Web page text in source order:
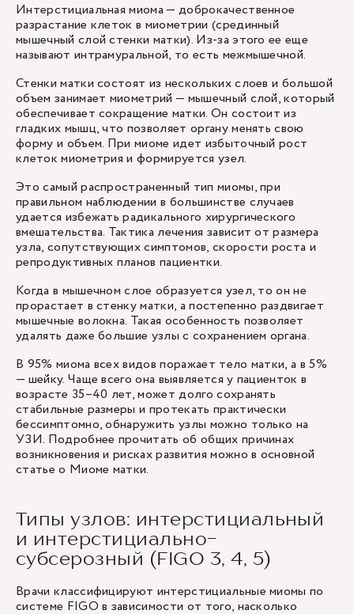
Интерстициальная миома — доброкачественное
разрастание клеток в миометрии (срединный
мышечный слой стенки матки). Из-за этого ее еще
называют интрамуральной, то есть межмышечной.
Стенки матки состоят из нескольких слоев и большой
объем занимает миометрий — мышечный слой, который
обеспечивает сокращение матки. Он состоит из
гладких мышц, что позволяет органу менять свою
форму и объем. При миоме идет избыточный рост
клеток миометрия и формируется узел.
Это самый распространенный тип миомы, при
правильном наблюдении в большинстве случаев
удается избежать радикального хирургического
вмешательства. Тактика лечения зависит от размера
узла, сопутствующих симптомов, скорости роста и
репродуктивных планов пациентки.
Когда в мышечном слое образуется узел, то он не
прорастает в стенку матки, а постепенно раздвигает
мышечные волокна. Такая особенность позволяет
удалять даже большие узлы с сохранением органа.
В 95% миома всех видов поражает тело матки, а в 5%
— шейку. Чаще всего она выявляется у пациенток в
возрасте 35–40 лет, может долго сохранять
стабильные размеры и протекать практически
бессимптомно, обнаружить узлы можно только на
УЗИ. Подробнее прочитать об общих причинах
возникновения и рисках развития можно в основной
статье о Миоме матки.
Типы узлов: интерстициальный
и интерстициально-
субсерозный (FIGO 3, 4, 5)
Врачи классифицируют интерстициальные миомы по
системе FIGO в зависимости от того, насколько